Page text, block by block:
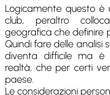
Logicamente questo
club, peraltro
geografica che definire
Quindi fare delle analisi
diventa difficile ma è
realtà, che per certi
paese.
Le considerazioni